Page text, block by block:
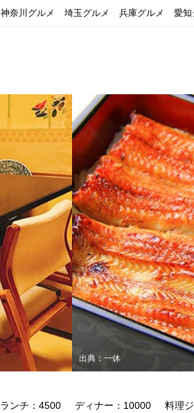
神奈川グルメ 埼玉グルメ 兵庫グルメ 愛知
出典：一休
ランチ：4500 ディナー：10000 料理